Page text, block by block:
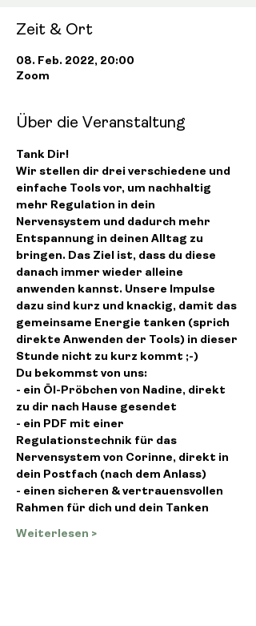
Zeit & Ort
08. Feb. 2022, 20:00
Zoom
Über die Veranstaltung
Tank Dir!
Wir stellen dir drei verschiedene und
einfache Tools vor, um nachhaltig
mehr Regulation in dein
Nervensystem und dadurch mehr
Entspannung in deinen Alltag zu
bringen. Das Ziel ist, dass du diese
danach immer wieder alleine
anwenden kannst. Unsere Impulse
dazu sind kurz und knackig, damit das
gemeinsame Energie tanken (sprich
direkte Anwenden der Tools) in dieser
Stunde nicht zu kurz kommt ;-)
Du bekommst von uns:
- ein Öl-Pröbchen von Nadine, direkt
zu dir nach Hause gesendet
- ein PDF mit einer
Regulationstechnik für das
Nervensystem von Corinne, direkt in
dein Postfach (nach dem Anlass)
- einen sicheren & vertrauensvollen
Rahmen für dich und dein Tanken
Weiterlesen >